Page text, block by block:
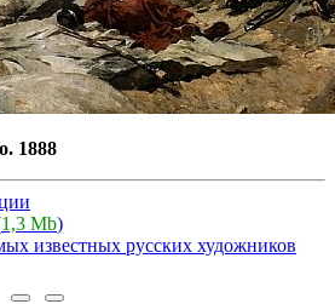
1888
1,3 Mb)
известных русских художников